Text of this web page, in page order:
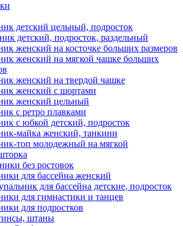
детский цельный, подросток
детский, подросток, раздельный
женский на косточке больших размеров
женский на мягкой чашке больших
женский на твердой чашке
женский с шортами
женский цельный
с ретро плавками
с юбкой детский, подросток
майка женский, танкини
топ молодежный на мягкой
без ростовок
для бассейна женский
для бассейна детские, подросток
для гимнастики и танцев
для подростков
штаны